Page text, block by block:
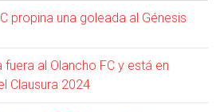
propina una goleada al Génesis
fuera al Olancho FC y está en
Clausura 2024